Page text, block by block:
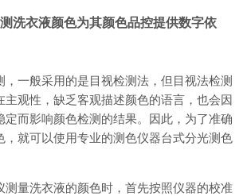
洗衣液颜色为其颜色品控提供数字依
，一般采用的是目视检测法，但目视法检测
主观性，缺乏客观描述颜色的语言，也会因
定而影响颜色检测的结果。因此，为了准确
，就可以使用专业的测色仪器台式分光测色
测量洗衣液的颜色时，首先按照仪器的校准